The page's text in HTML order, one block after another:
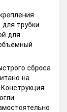
трубки
для
сброса
на